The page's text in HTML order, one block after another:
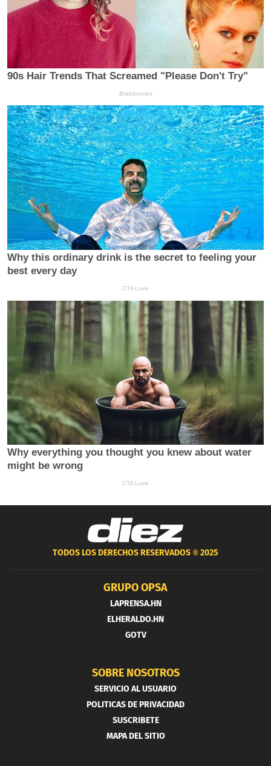
TODOS LOS DERECHOS RESERVADOS ®2025
GRUPO OPSA
LAPRENSA.HN
ELHERALDO.HN
GOTV
SOBRE NOSOTROS
SERVICIO AL USUARIO
POLITICAS DE PRIVACIDAD
SUSCRIBETE
MAPA DEL SITIO